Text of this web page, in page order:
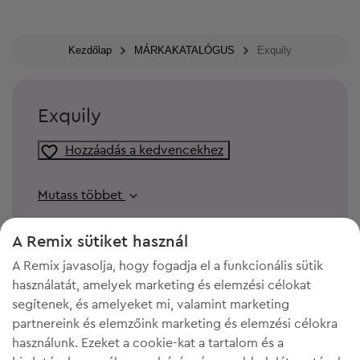
Kezdőlap MÁRKAKATALÓGUS Exquily
Exquily
Hozzáadás a kedvencekhez
Mutass többet
A Remix sütiket használ
A Remix javasolja, hogy fogadja el a funkcionális sütik
használatát, amelyek marketing és elemzési célokat
segítenek, és amelyeket mi, valamint marketing
partnereink és elemzőink marketing és elemzési célokra
használunk. Ezeket a cookie-kat a tartalom és a